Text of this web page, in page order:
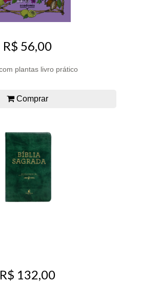
R$ 56,00
plantas livro prático
Comprar
R$ 132,00